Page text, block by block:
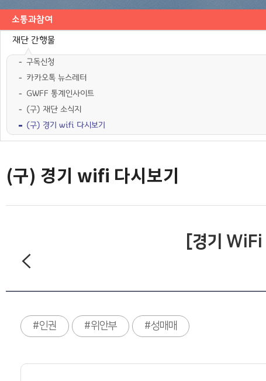
소통과참여
공지사항
채용공고
모집/행사
카드뉴스
언론보도
도민의 의견
재단 간행물
구독신청
카카오톡 뉴스레터
GWFF 통계인사이트
(구) 재단 소식지
(구) 경기 wifi 다시보기
(구) 경기 wifi 다시보기
[경기 WiFi
#인권 #위안부 #성매매